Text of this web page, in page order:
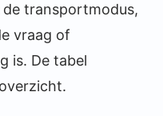
transportmodus,
vraag of
is. De tabel